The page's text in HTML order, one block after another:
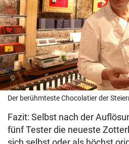
Der berühmteste Chocolatier der
Fazit: Selbst nach der
fünf Tester die neueste